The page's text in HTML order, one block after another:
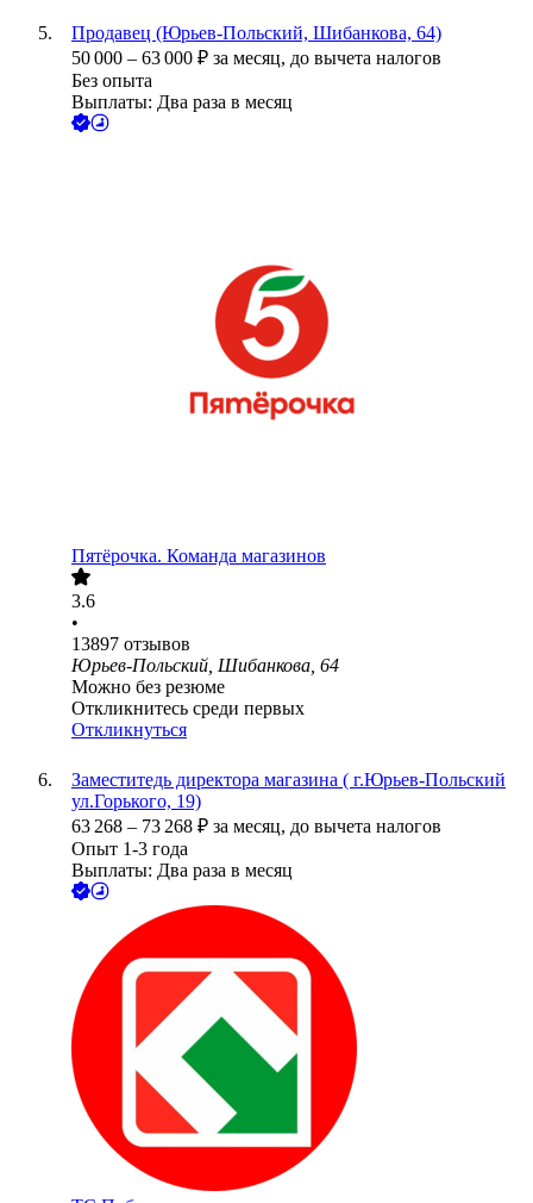
Продавец (Юрьев-Польский, Шибанкова, 64)
50 000 – 63 000 ₽ за месяц, до вычета налогов
Без опыта
Выплаты: Два раза в месяц
Пятёрочка. Команда магазинов
3.6
•
13897 отзывов
Юрьев-Польский, Шибанкова, 64
Можно без резюме
Откликнитесь среди первых
Откликнуться
Заместитедь директора магазина ( г.Юрьев-Польский
ул.Горького, 19)
63 268 – 73 268 ₽ за месяц, до вычета налогов
Опыт 1-3 года
Выплаты: Два раза в месяц